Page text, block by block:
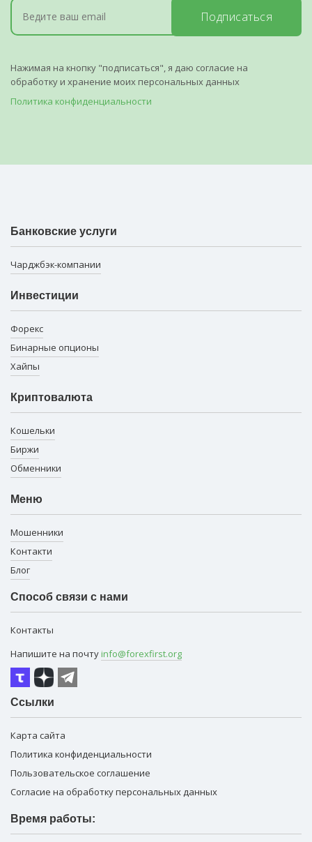
Подписаться
Нажимая на кнопку "подписаться", я даю согласие на
обработку и хранение моих персональных данных
Политика конфиденциальности
Банковские услуги
Чарджбэк-компании
Инвестиции
Форекс
Бинарные опционы
Хайпы
Криптовалюта
Кошельки
Биржи
Обменники
Меню
Мошенники
Контакти
Блог
Способ связи с нами
Контакты
Напишите на почту info@forexfirst.org
Ссылки
Карта сайта
Политика конфиденциальности
Пользовательское соглашение
Согласие на обработку персональных данных
Время работы: